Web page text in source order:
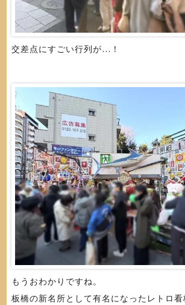
交差点にすごい行列が…！
もうおわかりですね。
板橋の新名所として有名になったレトロ看